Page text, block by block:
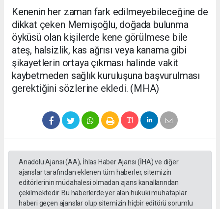
Kenenin her zaman fark edilmeyebileceğine de
dikkat çeken Memişoğlu, doğada bulunma
öyküsü olan kişilerde kene görülmese bile
ateş, halsizlik, kas ağrısı veya kanama gibi
şikayetlerin ortaya çıkması halinde vakit
kaybetmeden sağlık kuruluşuna başvurulması
gerektiğini sözlerine ekledi. (MHA)
Anadolu Ajansı (AA), İhlas Haber Ajansı (İHA) ve diğer
ajanslar tarafından eklenen tüm haberler, sitemizin
editörlerinin müdahalesi olmadan ajans kanallarından
çekilmektedir. Bu haberlerde yer alan hukuki muhataplar
haberi geçen ajanslar olup sitemizin hiçbir editörü sorumlu